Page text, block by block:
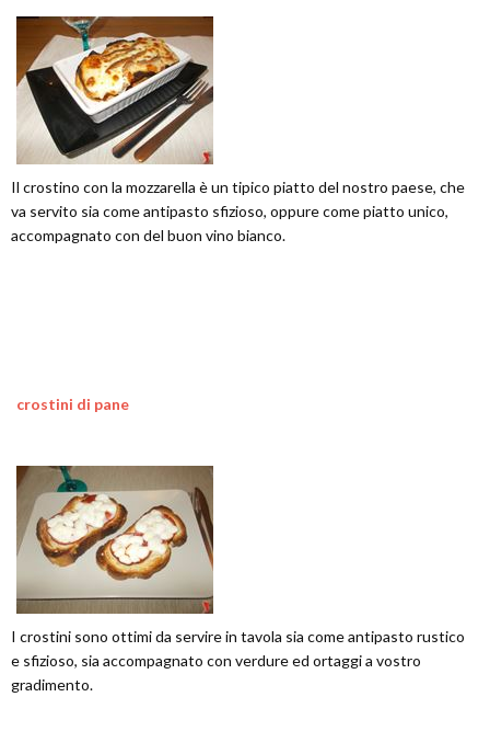
Il crostino con la mozzarella è un tipico piatto del nostro paese, che
va servito sia come antipasto sfizioso, oppure come piatto unico,
accompagnato con del buon vino bianco.
crostini di pane
I crostini sono ottimi da servire in tavola sia come antipasto rustico
e sfizioso, sia accompagnato con verdure ed ortaggi a vostro
gradimento.